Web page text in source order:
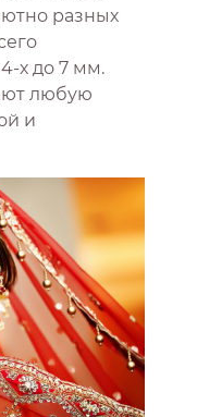
разных
х до 7 мм.
любую
и